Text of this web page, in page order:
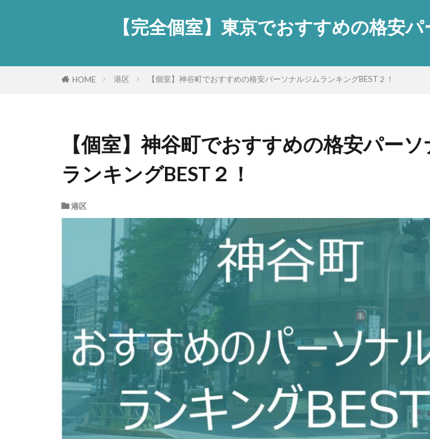
【完全個室】東京でおすすめの格安パ
HOME 港区 【個室】神谷町でおすすめの格安パーソナルジムランキングBEST２！
【個室】神谷町でおすすめの格安パー
ランキングBEST２！
港区